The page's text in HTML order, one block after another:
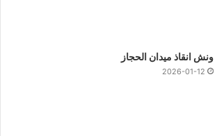
ونش انقاذ ميدان الحجاز
2026-01-12